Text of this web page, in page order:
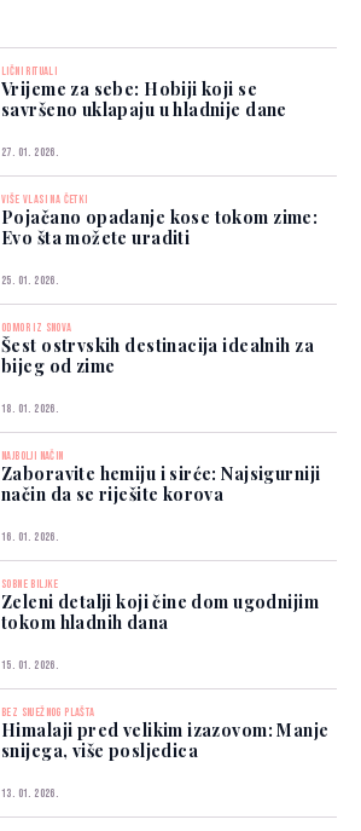
LIČNI RITUALI
Vrijeme za sebe: Hobiji koji se
savršeno uklapaju u hladnije dane
27. 01. 2026.
VIŠE VLASI NA ČETKI
Pojačano opadanje kose tokom zime:
Evo šta možete uraditi
25. 01. 2026.
ODMOR IZ SNOVA
Šest ostrvskih destinacija idealnih za
bijeg od zime
18. 01. 2026.
NAJBOLJI NAČIN
Zaboravite hemiju i sirće: Najsigurniji
način da se riješite korova
16. 01. 2026.
SOBNE BILJKE
Zeleni detalji koji čine dom ugodnijim
tokom hladnih dana
15. 01. 2026.
BEZ SNJEŽNOG PLAŠTA
Himalaji pred velikim izazovom: Manje
snijega, više posljedica
13. 01. 2026.